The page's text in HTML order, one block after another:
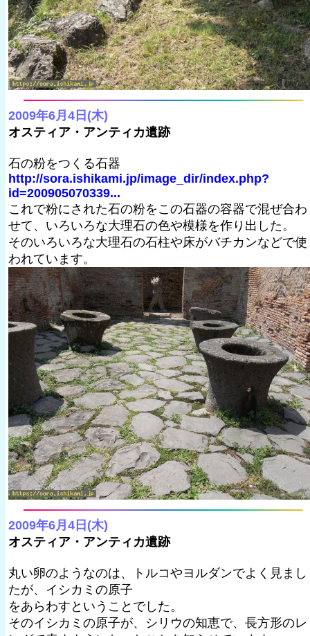
2009年6月4日(木)
オスティア・アンティカ遺跡
石の粉をつくる石器
http://sora.ishikami.jp/image_dir/index.php?
id=200905070339...
これで粉にされた石の粉をこの石器の容器で混ぜ合わ
せて、いろいろな大理石の色や模様を作り出した。
そのいろいろな大理石の石柱や床がバチカンなどで使
われています。
2009年6月4日(木)
オスティア・アンティカ遺跡
丸い卵のようなのは、トルコやヨルダンでよく見まし
たが、イシカミの原子
をあらわすということでした。
そのイシカミの原子が、シリウの知恵で、長方形のレ